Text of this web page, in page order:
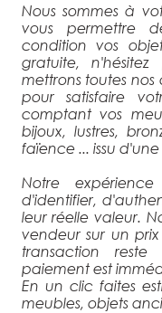
Nous sommes à
vous permettre
condition vos
gratuite,
mettrons toutes
pour satisfaire
comptant vos
bijoux, lustres,
faïence ... issu d'une
Notre
d'identifier,
leur réelle valeur.
vendeur sur un
transaction
paiement est
En un clic faites
meubles, objets